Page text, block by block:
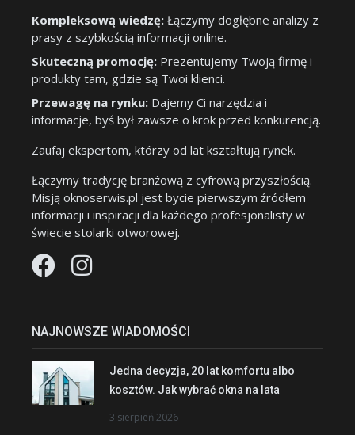
Kompleksową wiedzę: Łączymy dogłębne analizy z
prasy z szybkością informacji online.
Skuteczną promocję: Prezentujemy Twoją firmę i
produkty tam, gdzie są Twoi klienci.
Przewagę na rynku: Dajemy Ci narzędzia i
informacje, byś był zawsze o krok przed konkurencją.
Zaufaj ekspertom, którzy od lat kształtują rynek.
Łączymy tradycję branżową z cyfrową przyszłością.
Misją oknoserwis.pl jest bycie pierwszym źródłem
informacji i inspiracji dla każdego profesjonalisty w
świecie stolarki otworowej.
NAJNOWSZE WIADOMOŚCI
Jedna decyzja, 20 lat komfortu albo
kosztów. Jak wybrać okna na lata
3 sierpień 2026